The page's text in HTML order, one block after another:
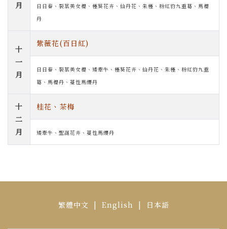
月
日日春、裂葉美女櫻、槿葵花卉、仙丹花、朱槿、粉紅豹九重葛、馬櫻
丹
十
一
月
紫薇花(百日紅)
日日春、裂葉美女櫻、矮牽牛、槿葵花卉、仙丹花、朱槿、粉紅豹九重
葛、馬櫻丹、蔓性馬纓丹
十
二
月
桂花、茶梅
矮牽牛、聖誕花卉、蔓性馬纓丹
繁體中文 | English | 日本語